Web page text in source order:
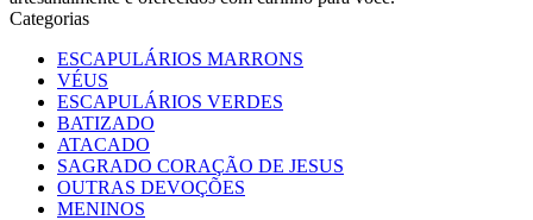
Categorias
ESCAPULÁRIOS MARRONS
VÉUS
ESCAPULÁRIOS VERDES
BATIZADO
ATACADO
SAGRADO CORAÇÃO DE JESUS
OUTRAS DEVOÇÕES
MENINOS